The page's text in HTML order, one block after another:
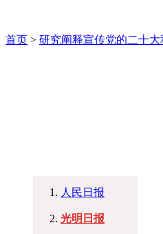
首页 > 研究阐释宣传党的二十
人民日报
光明日报